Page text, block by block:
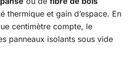
thermique et gain d’espace. En
centimètre compte, le
panneaux isolants sous vide